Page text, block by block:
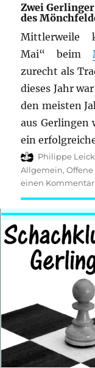
Zwei
des
Mittlerweile
Mai“ beim
zurecht als
dieses Jahr
den meisten
aus Gerlingen
ein
Autor
Philippe Leick
Allgemein,
einen Kommentar